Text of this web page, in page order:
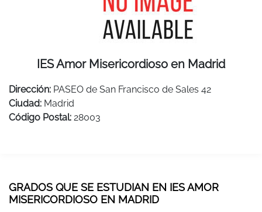
IES Amor Misericordioso en Madrid
Dirección: PASEO de San Francisco de Sales 42
Ciudad: Madrid
Código Postal: 28003
GRADOS QUE SE ESTUDIAN EN IES AMOR
MISERICORDIOSO EN MADRID